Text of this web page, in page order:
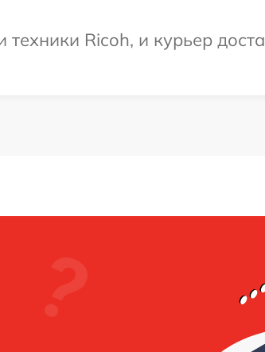
Ricoh, и курьер